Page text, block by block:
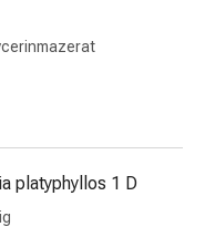
platyphyllos 1 D